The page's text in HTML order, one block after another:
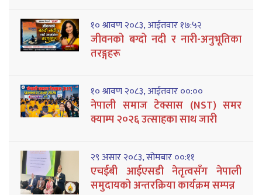
१० श्रावण २०८३, आईतवार १७:५२
जीवनको बग्दो नदी र नारी-अनुभूतिका
तरङ्गहरू
१० श्रावण २०८३, आईतवार ००:००
नेपाली समाज टेक्सास (NST) समर
क्याम्प २०२६ उत्साहका साथ जारी
२९ असार २०८३, सोमबार ००:११
एचईबी आईएसडी नेतृत्वसँग नेपाली
समुदायको अन्तरक्रिया कार्यक्रम सम्पन्न